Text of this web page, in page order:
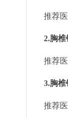
推荐医
2.胸椎
推荐医
3.胸椎
推荐医